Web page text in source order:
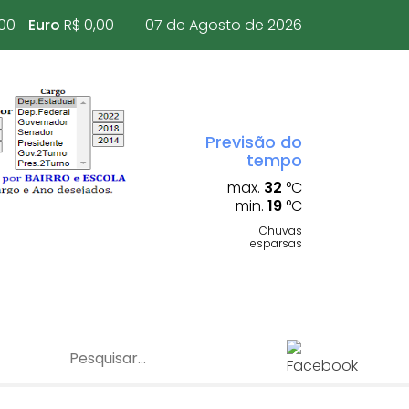
Euro R$ 0,00 07 de Agosto de 2026
Previsão do
tempo
max. 32 °C
min. 19 °C
Chuvas
esparsas